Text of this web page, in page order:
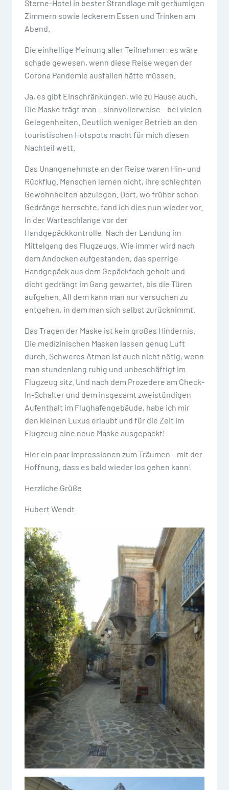
Sterne-Hotel in bester Strandlage mit geräumigen
Zimmern sowie leckerem Essen und Trinken am
Abend.
Die einhellige Meinung aller Teilnehmer: es wäre
schade gewesen, wenn diese Reise wegen der
Corona Pandemie ausfallen hätte müssen.
Ja, es gibt Einschränkungen, wie zu Hause auch.
Die Maske trägt man – sinnvollerweise – bei vielen
Gelegenheiten. Deutlich weniger Betrieb an den
touristischen Hotspots macht für mich diesen
Nachteil wett.
Das Unangenehmste an der Reise waren Hin- und
Rückflug. Menschen lernen nicht, ihre schlechten
Gewohnheiten abzulegen. Dort, wo früher schon
Gedränge herrschte, fand ich dies nun wieder vor.
In der Warteschlange vor der
Handgepäckkontrolle. Nach der Landung im
Mittelgang des Flugzeugs. Wie immer wird nach
dem Andocken aufgestanden, das sperrige
Handgepäck aus dem Gepäckfach geholt und
dicht gedrängt im Gang gewartet, bis die Türen
aufgehen. All dem kann man nur versuchen zu
entgehen, in dem man sich selbst zurücknimmt.
Das Tragen der Maske ist kein großes Hindernis.
Die medizinischen Masken lassen genug Luft
durch. Schweres Atmen ist auch nicht nötig, wenn
man stundenlang ruhig und unbeschäftigt im
Flugzeug sitz. Und nach dem Prozedere am Check-
In-Schalter und dem insgesamt zweistündigen
Aufenthalt im Flughafengebäude, habe ich mir
den kleinen Luxus erlaubt und für die Zeit im
Flugzeug eine neue Maske ausgepackt!
Hier ein paar Impressionen zum Träumen – mit der
Hoffnung, dass es bald wieder los gehen kann!
Herzliche Grüße
Hubert Wendt